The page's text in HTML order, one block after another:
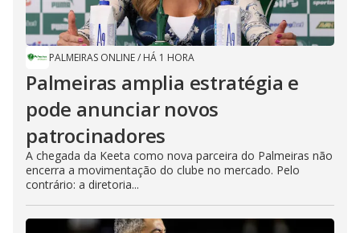
PALMEIRAS ONLINE/ HÁ 1 HORA
Palmeiras amplia estratégia e
pode anunciar novos
patrocinadores
A chegada da Keeta como nova parceira do Palmeiras não
encerra a movimentação do clube no mercado. Pelo
contrário: a diretoria...